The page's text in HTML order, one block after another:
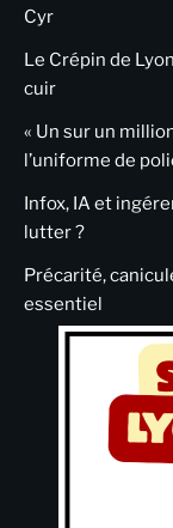
Cyr
Le Crépin de
cuir
« Un sur un
l’uniforme de
Infox, IA et
lutter ?
Précarité,
essentiel